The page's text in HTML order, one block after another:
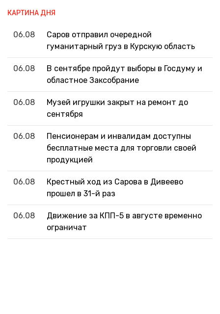
КАРТИНА ДНЯ
06.08
Саров отправил очередной
гуманитарный груз в Курскую область
06.08
В сентябре пройдут выборы в Госдуму и
областное Заксобрание
06.08
Музей игрушки закрыт на ремонт до
сентября
06.08
Пенсионерам и инвалидам доступны
бесплатные места для торговли своей
продукцией
06.08
Крестный ход из Сарова в Дивеево
прошел в 31-й раз
06.08
Движение за КПП-5 в августе временно
ограничат